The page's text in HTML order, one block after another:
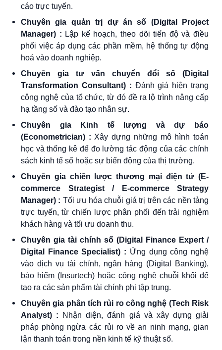
cáo trực tuyến.
Chuyên gia quản trị dự án số (Digital Project
Manager) : Lập kế hoạch, theo dõi tiến độ và điều
phối việc áp dụng các phần mềm, hệ thống tự động
hoá vào doanh nghiệp.
Chuyên gia tư vấn chuyển đổi số (Digital
Transformation Consultant) : Đánh giá hiện trạng
công nghệ của tổ chức, từ đó đề ra lộ trình nâng cấp
hạ tầng số và đào tạo nhân sự.
Chuyên gia Kinh tế lượng và dự báo
(Econometrician) : Xây dựng những mô hình toán
học và thống kê để đo lường tác động của các chính
sách kinh tế số hoặc sự biến động của thị trường.
Chuyên gia chiến lược thương mại điện tử (E-
commerce Strategist / E-commerce Strategy
Manager) : Tối ưu hóa chuỗi giá trị trên các nền tảng
trực tuyến, từ chiến lược phân phối đến trải nghiệm
khách hàng và tối ưu doanh thu.
Chuyên gia tài chính số (Digital Finance Expert /
Digital Finance Specialist) : Ứng dụng công nghệ
vào dịch vụ tài chính, ngân hàng (Digital Banking),
bảo hiểm (Insurtech) hoặc công nghệ chuỗi khối để
tạo ra các sản phẩm tài chính phi tập trung.
Chuyên gia phân tích rủi ro công nghệ (Tech Risk
Analyst) : Nhận diện, đánh giá và xây dựng giải
pháp phòng ngừa các rủi ro về an ninh mạng, gian
lận thanh toán trong nền kinh tế kỹ thuật số.